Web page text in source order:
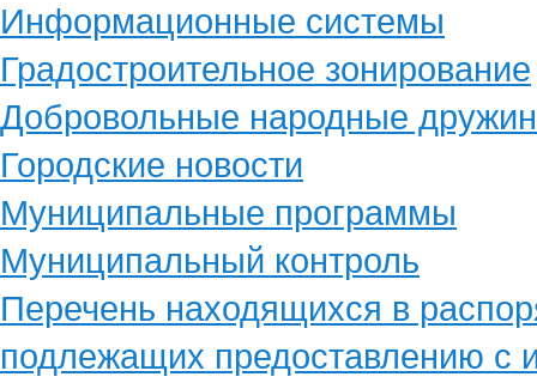
Информационные системы
Градостроительное зонирование
Добровольные народные
Городские новости
Муниципальные программы
Муниципальный контроль
Перечень находящихся в
подлежащих предоставлению с